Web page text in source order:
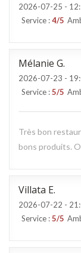
2026-07-25 -
Service :4/5
Mélanie G
2026-07-23 -
Service :5/5
Très bon
bons produits.
Villata E
2026-07-22 -
Service :5/5